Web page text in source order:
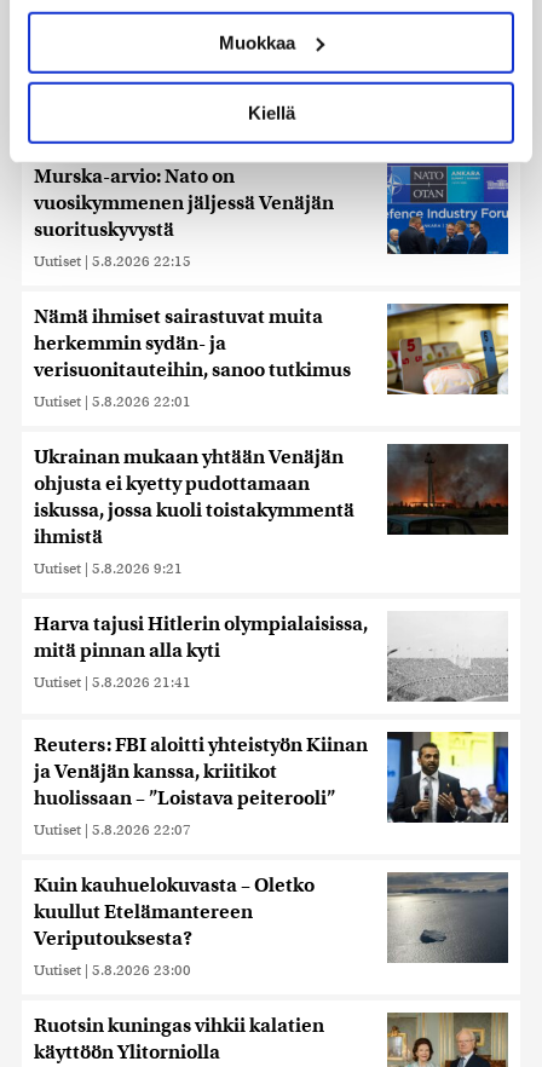
ominaispiirteitä aktiivisesti (sormenjäljen
Lue lisää siitä, miten henkilötietojasi käsitellään ja miten
suostumustasi tai peruuttaa sen milloin vain
evästeilmoituksessa.
Käytämme evästeitä tarjoamamme sisällön ja mainosten
räätälöimiseen, sosiaalisen median ominaisuuksien
tukemiseen ja kävijämäärämme analysoimiseen. Lisäksi
jaamme sosiaalisen median, mainosalan ja analytiikka-
alan kumppaneillemme tietoja siitä, miten käytät
sivustoamme. Kumppanimme voivat yhdistää näitä
tietoja muihin tietoihin, joita olet antanut heille tai joita on
kerätty, kun olet käyttänyt heidän palvelujaan. Tietoja
saatetaan myös siirtää ulkomaille.
Muokkaa
Kiellä
Ihmiset kahmivat nyt näitä tuotteita
Lidleistä – ”Hittitrendi”
Murska-arvio: Nato on
vuosikymmenen jäljessä Venäjän
suorituskyvystä
Uutiset | 5.8.2026 22:15
Nämä ihmiset sairastuvat muita
herkemmin sydän- ja
verisuonitauteihin, sanoo tutkimus
Uutiset | 5.8.2026 22:01
Ukrainan mukaan yhtään Venäjän
ohjusta ei kyetty pudottamaan
iskussa, jossa kuoli toistakymmentä
ihmistä
Uutiset | 5.8.2026 9:21
Harva tajusi Hitlerin olympialaisissa,
mitä pinnan alla kyti
Uutiset | 5.8.2026 21:41
Reuters: FBI aloitti yhteistyön Kiinan
ja Venäjän kanssa, kriitikot
huolissaan – ”Loistava peiterooli”
Uutiset | 5.8.2026 22:07
Kuin kauhuelokuvasta – Oletko
kuullut Etelämantereen
Veriputouksesta?
Uutiset | 5.8.2026 23:00
Ruotsin kuningas vihkii kalatien
käyttöön Ylitorniolla